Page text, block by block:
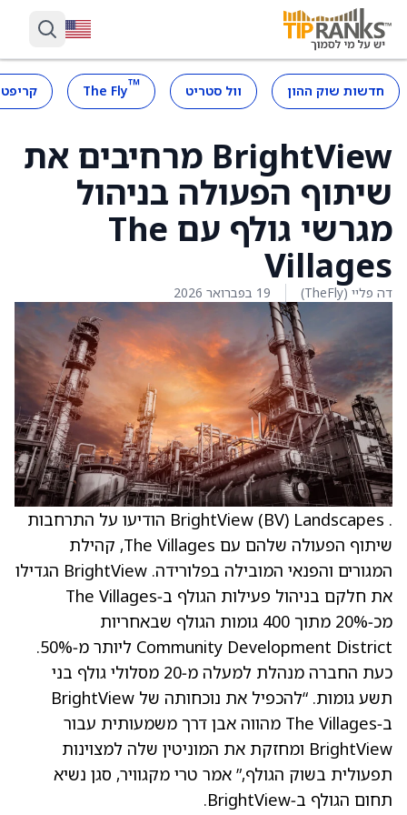
חדשות שוק ההון וול סטריט ™
The Fly
BrightView מרחיבים את
שיתוף הפעולה בניהול
מגרשי גולף עם The
Villages
דה פליי (TheFly) 19 בפברואר 2026
. BrightView (BV) Landscapes הודיעו על התרחבות
שיתוף הפעולה שלהם עם The Villages, קהילת
המגורים והפנאי המובילה בפלורידה. BrightView הגדילו
את חלקם בניהול פעילות הגולף ב‑The Villages
מכ‑20% מתוך 400 גומות הגולף שבאחריות
Community Development District ליותר מ‑50%.
כעת החברה מנהלת למעלה מ‑20 מסלולי גולף בני
תשע גומות. “להכפיל את נוכחותה של BrightView
ב‑The Villages מהווה אבן דרך משמעותית עבור
BrightView ומחזקת את המוניטין שלה למצוינות
תפעולית בשוק הגולף,” אמר טרי מקגוויר, סגן נשיא
תחום הגולף ב‑BrightView.